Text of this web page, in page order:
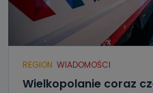
Można to zrobić pod numerem
e-mailowo pod adresem:
REGION WIADOMOŚCI
Wielkopolanie coraz